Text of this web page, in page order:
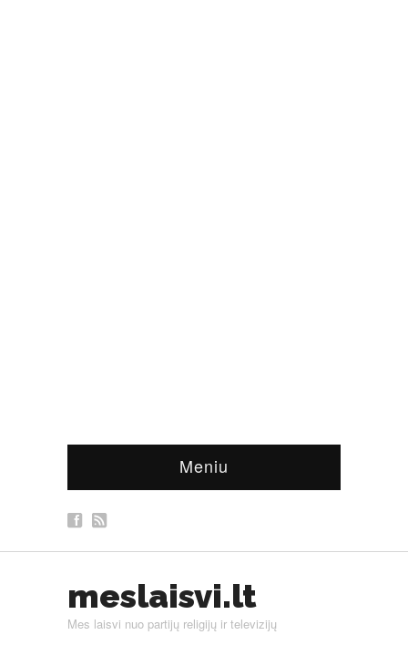
Meniu
meslaisvi.lt
Mes laisvi nuo partijų religijų ir televizijų